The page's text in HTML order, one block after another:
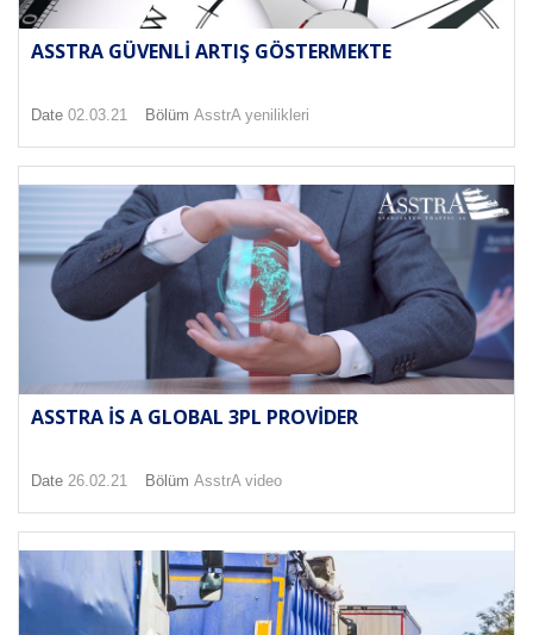
ASSTRA GÜVENLI ARTIŞ GÖSTERMEKTE
Date 02.03.21 Bölüm AsstrA yenilikleri
ASSTRA IS A GLOBAL 3PL PROVIDER
Date 26.02.21 Bölüm AsstrA video